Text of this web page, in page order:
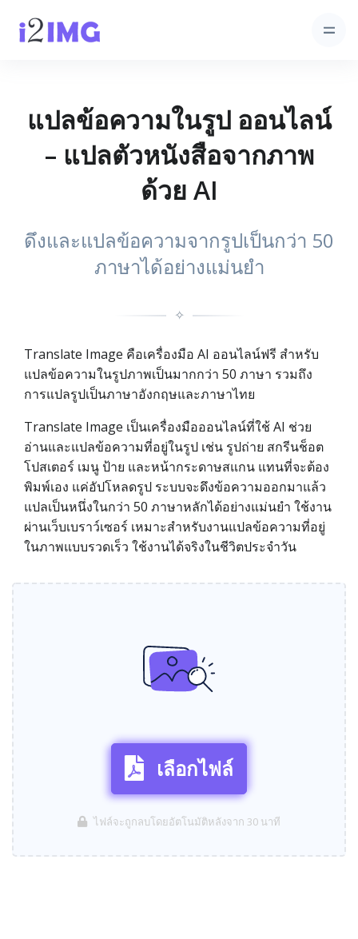
แปลข้อความในรูป ออนไลน์
– แปลตัวหนังสือจากภาพ
ด้วย AI
ดึงและแปลข้อความจากรูปเป็นกว่า 50
ภาษาได้อย่างแม่นยำ
✧
Translate Image คือเครื่องมือ AI ออนไลน์ฟรี สำหรับ
แปลข้อความในรูปภาพเป็นมากกว่า 50 ภาษา รวมถึง
การแปลรูปเป็นภาษาอังกฤษและภาษาไทย
Translate Image เป็นเครื่องมือออนไลน์ที่ใช้ AI ช่วย
อ่านและแปลข้อความที่อยู่ในรูป เช่น รูปถ่าย สกรีนช็อต
โปสเตอร์ เมนู ป้าย และหน้ากระดาษสแกน แทนที่จะต้อง
พิมพ์เอง แค่อัปโหลดรูป ระบบจะดึงข้อความออกมาแล้ว
แปลเป็นหนึ่งในกว่า 50 ภาษาหลักได้อย่างแม่นยำ ใช้งาน
ผ่านเว็บเบราว์เซอร์ เหมาะสำหรับงานแปลข้อความที่อยู่
ในภาพแบบรวดเร็ว ใช้งานได้จริงในชีวิตประจำวัน
เลือกไฟล์
ไฟล์จะถูกลบโดยอัตโนมัติหลังจาก 30 นาที